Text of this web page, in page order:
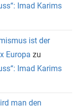
Imad Karims
ist der
Europa zu
Imad Karims
man den